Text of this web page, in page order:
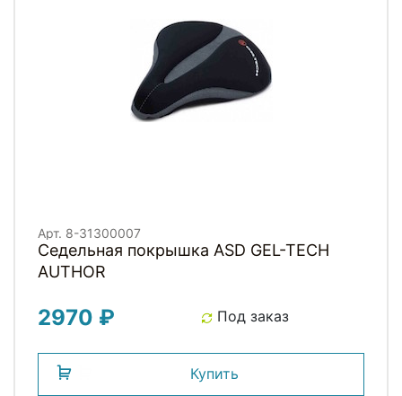
Арт. 8-31300007
Седельная покрышка ASD GEL-TECH
AUTHOR
2970 ₽ Под заказ
Купить